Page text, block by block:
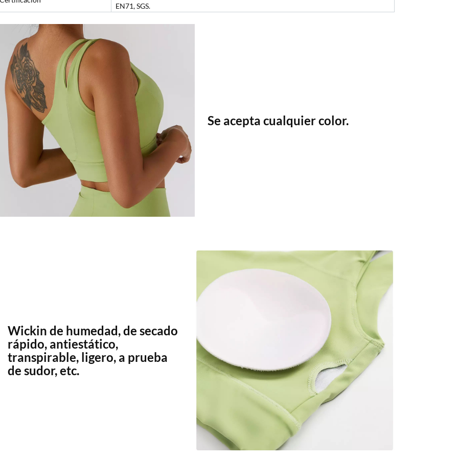
EN71, SGS.
Se acepta cualquier color.
Wickin de humedad, de secado
rápido, antiestático,
transpirable, ligero, a prueba
de sudor, etc.